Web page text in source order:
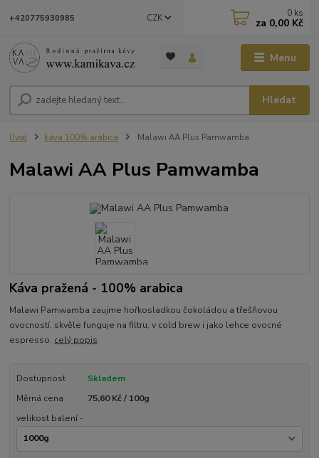
Menu
CZK
Hledat
+420775930985 0 ks
za 0,00 Kč
Úvod káva 100% arabica Malawi AA Plus Pamwamba
Malawi AA Plus Pamwamba
Káva pražená - 100% arabica
Malawi Pamwamba zaujme hořkosladkou čokoládou a třešňovou
ovocností, skvěle funguje na filtru, v cold brew i jako lehce ovocné
espresso. celý popis
Dostupnost
Skladem
Měrná cena
75,60 Kč / 100g
velikost balení -